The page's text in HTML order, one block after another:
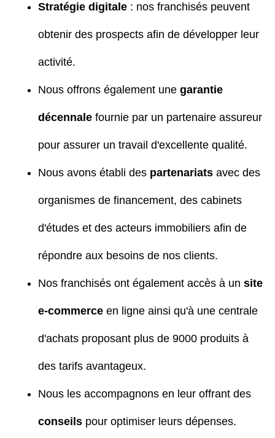
Stratégie digitale : nos franchisés peuvent
obtenir des prospects afin de développer leur
activité.
Nous offrons également une garantie
décennale fournie par un partenaire assureur
pour assurer un travail d'excellente qualité.
Nous avons établi des partenariats avec des
organismes de financement, des cabinets
d'études et des acteurs immobiliers afin de
répondre aux besoins de nos clients.
Nos franchisés ont également accès à un site
e-commerce en ligne ainsi qu'à une centrale
d'achats proposant plus de 9000 produits à
des tarifs avantageux.
Nous les accompagnons en leur offrant des
conseils pour optimiser leurs dépenses.